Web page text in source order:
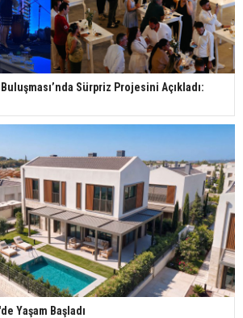
Yatırımcıların Bina Tercihi Değişiyor: Dijital Altyapı
Öne Çıkıyor
Düşürür Mü?
İkinci El Konut Fiyatları İspanya'da Bir Yılda
Yüzde 16,2 Arttı
Konut Satışları Güçlü Seyrini Korudu Yabancıya
Satış Geriledi
Sürpriz Projesini Açıkladı:
Yaşam Başladı